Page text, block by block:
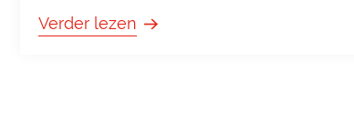
daarmee Bert van Eekelen op, die
jarenlang als voorzitter de afdeling heeft
Verder lezen